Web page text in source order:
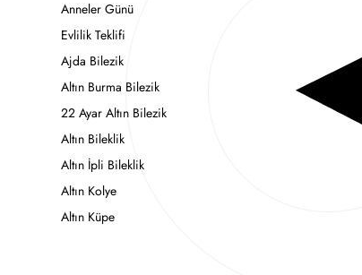
Anneler Günü
Evlilik Teklifi
Ajda Bilezik
Altın Burma Bilezik
22 Ayar Altın Bilezik
Altın Bileklik
Altın İpli Bileklik
Altın Kolye
Altın Küpe